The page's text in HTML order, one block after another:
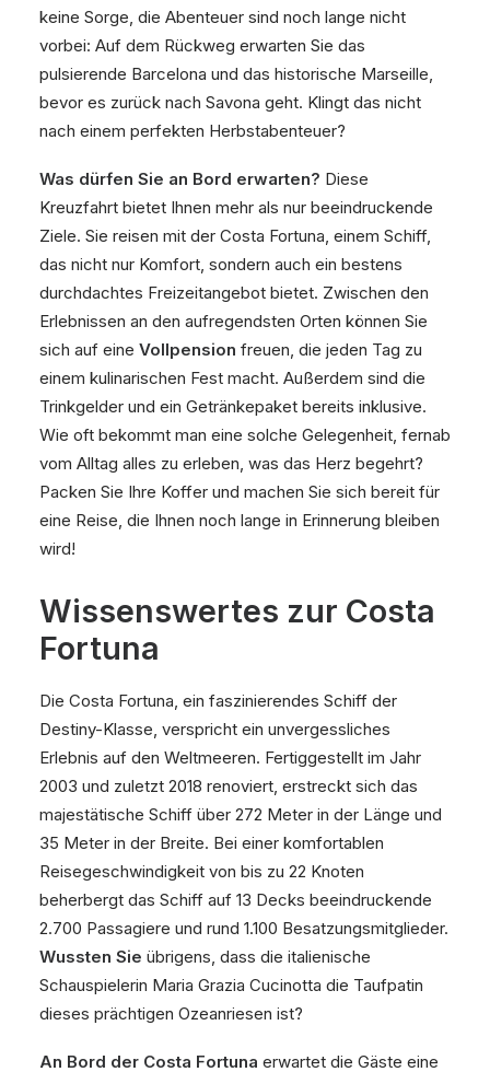
keine Sorge, die Abenteuer sind noch lange nicht
vorbei: Auf dem Rückweg erwarten Sie das
pulsierende Barcelona und das historische Marseille,
bevor es zurück nach Savona geht. Klingt das nicht
nach einem perfekten Herbstabenteuer?
Was dürfen Sie an Bord erwarten? Diese
Kreuzfahrt bietet Ihnen mehr als nur beeindruckende
Ziele. Sie reisen mit der Costa Fortuna, einem Schiff,
das nicht nur Komfort, sondern auch ein bestens
durchdachtes Freizeitangebot bietet. Zwischen den
Erlebnissen an den aufregendsten Orten können Sie
sich auf eine Vollpension freuen, die jeden Tag zu
einem kulinarischen Fest macht. Außerdem sind die
Trinkgelder und ein Getränkepaket bereits inklusive.
Wie oft bekommt man eine solche Gelegenheit, fernab
vom Alltag alles zu erleben, was das Herz begehrt?
Packen Sie Ihre Koffer und machen Sie sich bereit für
eine Reise, die Ihnen noch lange in Erinnerung bleiben
wird!
Wissenswertes zur Costa
Fortuna
Die Costa Fortuna, ein faszinierendes Schiff der
Destiny-Klasse, verspricht ein unvergessliches
Erlebnis auf den Weltmeeren. Fertiggestellt im Jahr
2003 und zuletzt 2018 renoviert, erstreckt sich das
majestätische Schiff über 272 Meter in der Länge und
35 Meter in der Breite. Bei einer komfortablen
Reisegeschwindigkeit von bis zu 22 Knoten
beherbergt das Schiff auf 13 Decks beeindruckende
2.700 Passagiere und rund 1.100 Besatzungsmitglieder.
Wussten Sie übrigens, dass die italienische
Schauspielerin Maria Grazia Cucinotta die Taufpatin
dieses prächtigen Ozeanriesen ist?
An Bord der Costa Fortuna erwartet die Gäste eine